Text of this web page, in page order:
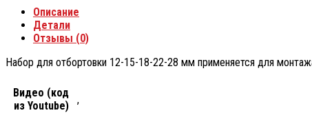
Описание
Детали
Отзывы (0)
Набор для отбортовки 12-15-18-22-28 мм применяется для
Видео (код
из Youtube)
,